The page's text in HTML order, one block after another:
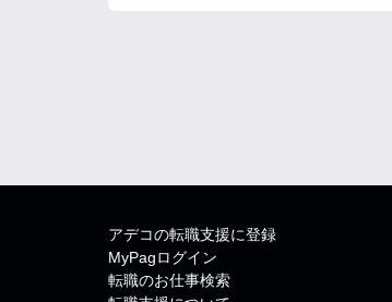
アデコの転職支援に登録
MyPagログイン
転職のお仕事検索